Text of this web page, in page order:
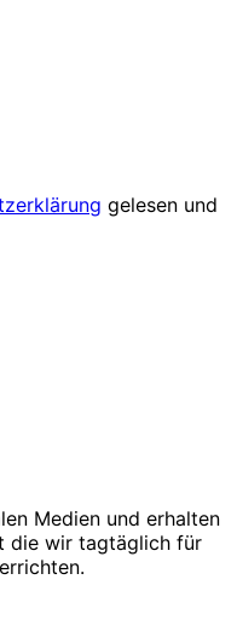
gelesen und
Medien und erhalten
die wir tagtäglich für